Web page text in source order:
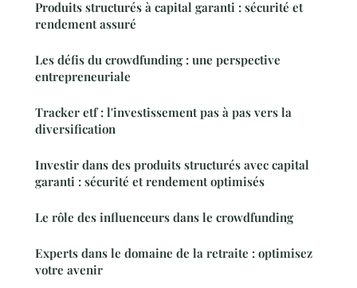
Produits structurés à capital garanti : sécurité et
rendement assuré
Les défis du crowdfunding : une perspective
entrepreneuriale
Tracker etf : l'investissement pas à pas vers la
diversification
Investir dans des produits structurés avec capital
garanti : sécurité et rendement optimisés
Le rôle des influenceurs dans le crowdfunding
Experts dans le domaine de la retraite : optimisez
votre avenir